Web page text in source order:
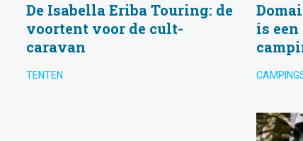
De Isabella Eriba Touring: de
voortent voor de cult-
caravan
TENTEN
is